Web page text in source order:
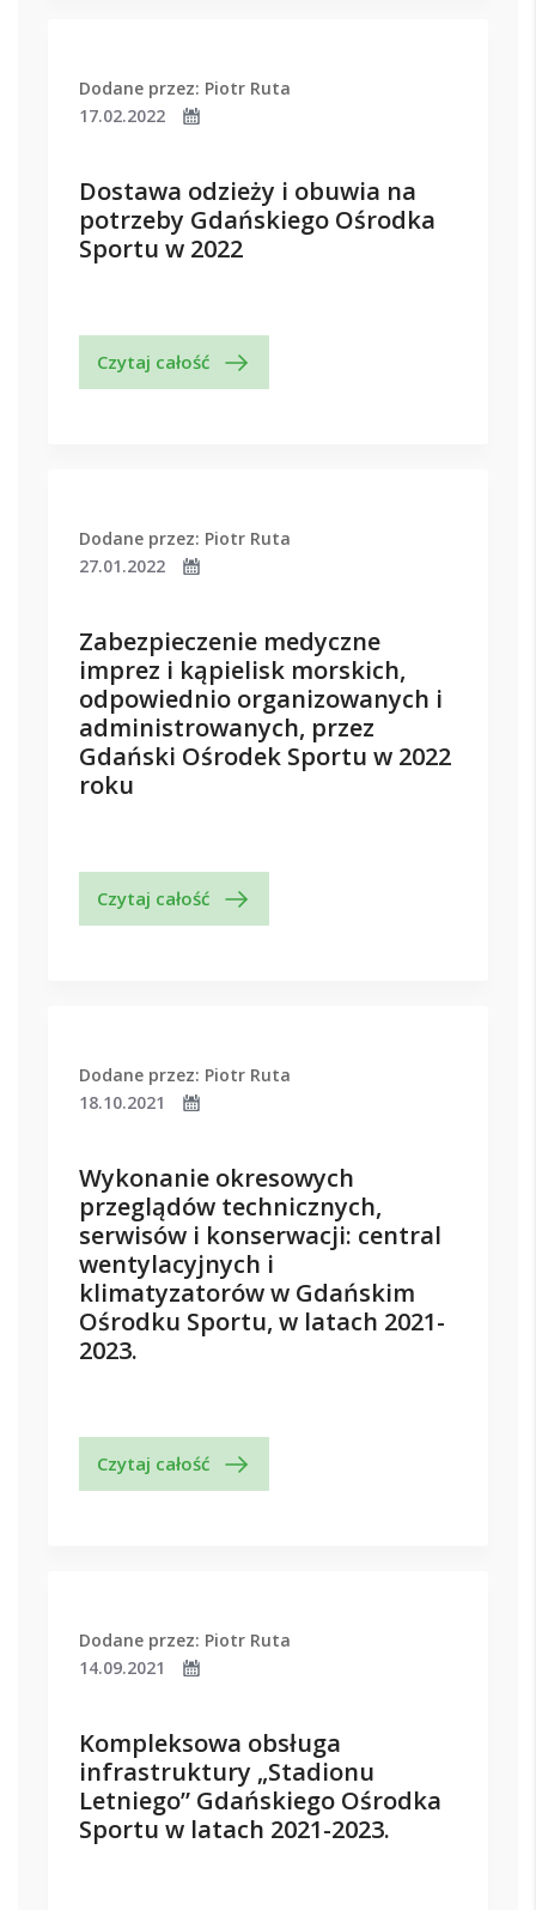
Dodane przez: Piotr Ruta
17.02.2022
Dostawa odzieży i obuwia na
potrzeby Gdańskiego Ośrodka
Sportu w 2022
Czytaj całość
Dodane przez: Piotr Ruta
27.01.2022
Zabezpieczenie medyczne
imprez i kąpielisk morskich,
odpowiednio organizowanych i
administrowanych, przez
Gdański Ośrodek Sportu w 2022
roku
Czytaj całość
Dodane przez: Piotr Ruta
18.10.2021
Wykonanie okresowych
przeglądów technicznych,
serwisów i konserwacji: central
wentylacyjnych i
klimatyzatorów w Gdańskim
Ośrodku Sportu, w latach 2021-
2023.
Czytaj całość
Dodane przez: Piotr Ruta
14.09.2021
Kompleksowa obsługa
infrastruktury „Stadionu
Letniego” Gdańskiego Ośrodka
Sportu w latach 2021-2023.